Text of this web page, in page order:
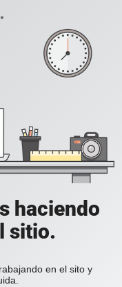
haciendo
sitio.
en el sito y